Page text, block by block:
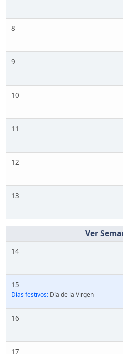
8
9
10
11
12
13
14
15
Días festivos: Día de la Virgen
16
17